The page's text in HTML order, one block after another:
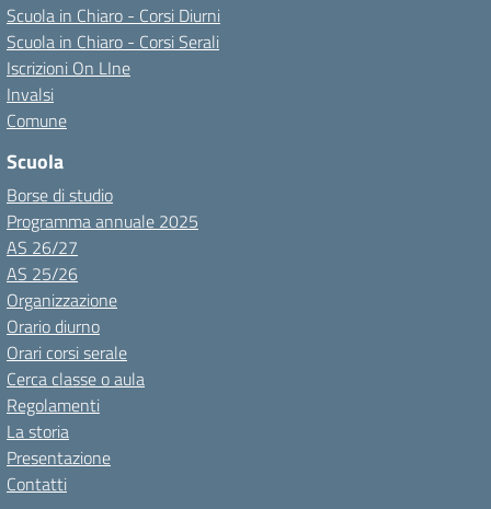
Scuola in Chiaro - Corsi Diurni
Scuola in Chiaro - Corsi Serali
Iscrizioni On LIne
Invalsi
Comune
Scuola
Borse di studio
Programma annuale 2025
AS 26/27
AS 25/26
Organizzazione
Orario diurno
Orari corsi serale
Cerca classe o aula
Regolamenti
La storia
Presentazione
Contatti